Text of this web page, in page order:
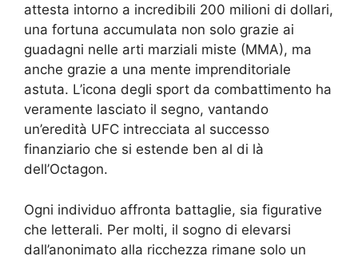
attesta intorno a incredibili 200 milioni di dollari,
una fortuna accumulata non solo grazie ai
guadagni nelle arti marziali miste (MMA), ma
anche grazie a una mente imprenditoriale
astuta. L’icona degli sport da combattimento ha
veramente lasciato il segno, vantando
un’eredità UFC intrecciata al successo
finanziario che si estende ben al di là
dell’Octagon.
Ogni individuo affronta battaglie, sia figurative
che letterali. Per molti, il sogno di elevarsi
dall’anonimato alla ricchezza rimane solo un